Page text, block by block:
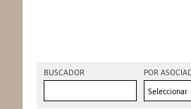
BUSCADOR POR
Seleccionar